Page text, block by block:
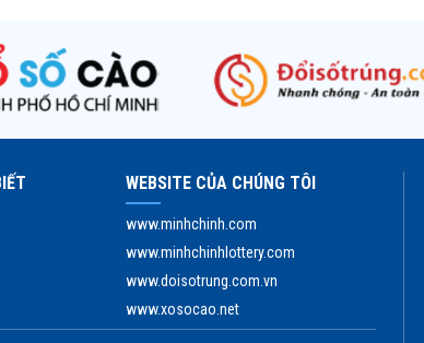
WEBSITE CỦA CHÚNG TÔI
www.minhchinh.com
www.minhchinhlottery.com
www.doisotrung.com.vn
www.xosocao.net